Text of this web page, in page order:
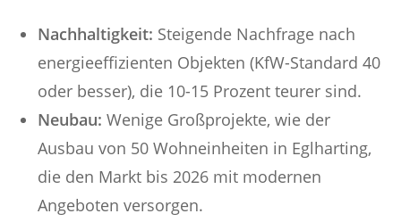
Nachhaltigkeit: Steigende Nachfrage nach
energieeffizienten Objekten (KfW-Standard 40
oder besser), die 10-15 Prozent teurer sind.
Neubau: Wenige Großprojekte, wie der
Ausbau von 50 Wohneinheiten in Eglharting,
die den Markt bis 2026 mit modernen
Angeboten versorgen.